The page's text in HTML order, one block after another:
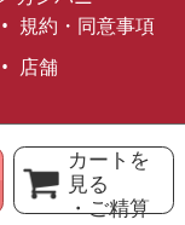
カートを
見る
・ご精算
規約・同意事項
店舗
Reserved.